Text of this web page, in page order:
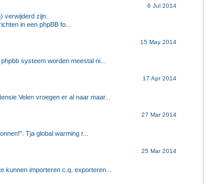
6 Jul 2014
verwijderd zijn.
in een phpBB fo...
15 May 2014
systeem worden meestal ni...
17 Apr 2014
vroegen er al naar maar...
27 Mar 2014
Tja global warming r...
25 Mar 2014
kunnen importeren c.q. exporteren...